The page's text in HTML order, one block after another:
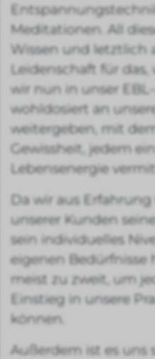
Meditationen. All
Wissen und letztlich
Leidenschaft für
wir nun in unser
wohldosiert an
weitergeben, mit
Gewissheit, jedem
Lebensenergie
Da wir aus Erfahrung
unserer Kunden
sein individuelles
eigenen
meist zu zweit, um
Einstieg in unsere
können.
Außerdem ist es uns